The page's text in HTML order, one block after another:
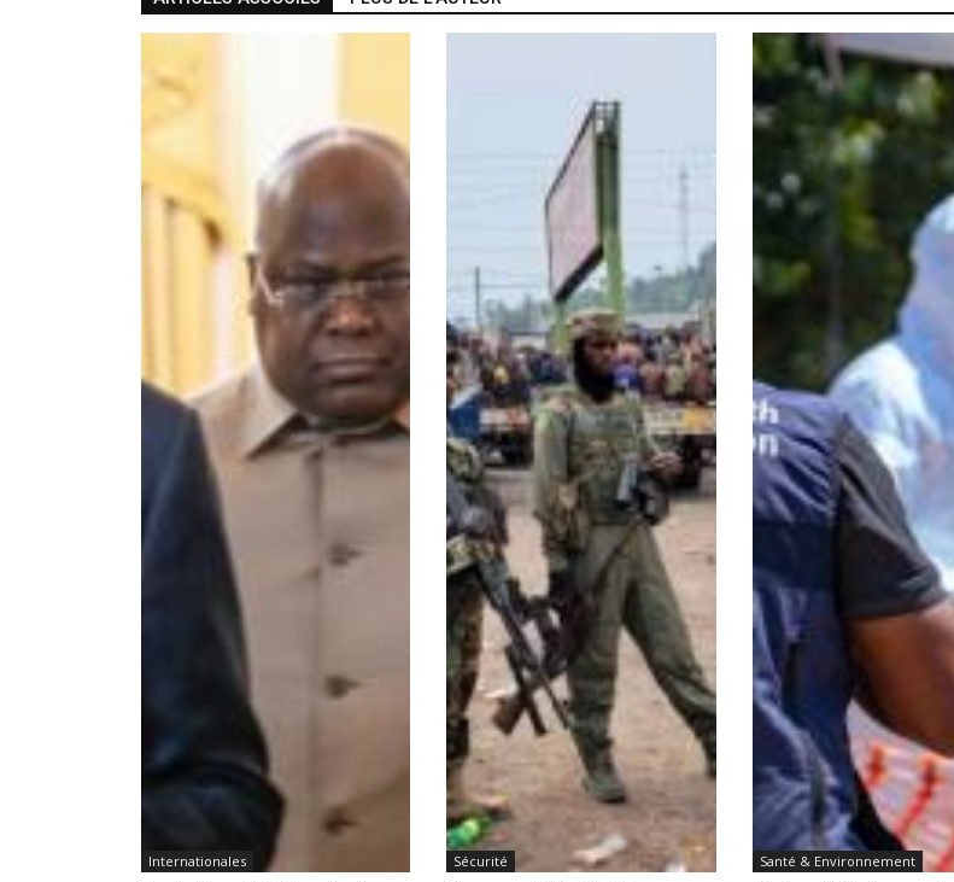
Internationales Sécurité Santé & Environnement